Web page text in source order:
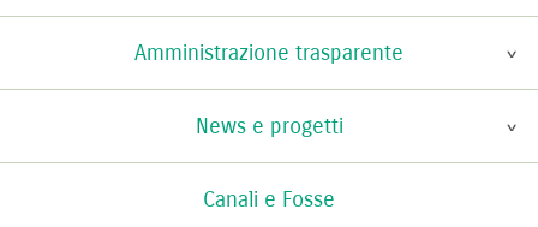
Amministrazione trasparente
News e progetti
Canali e Fosse